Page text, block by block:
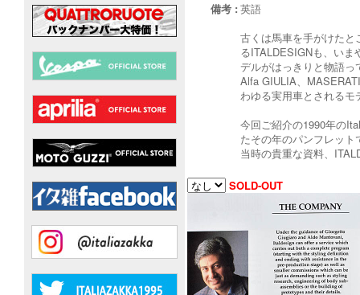
備考 : 英語
古くは馬車を手がけた
るITALDESIGNも、い
デルがはっきりと物語っ
Alfa GIULIA、
わゆる実用車とされる
今回ご紹介の1990年の
たその年のパンフレット
当時の貴重な資料、
SOLD-OUT